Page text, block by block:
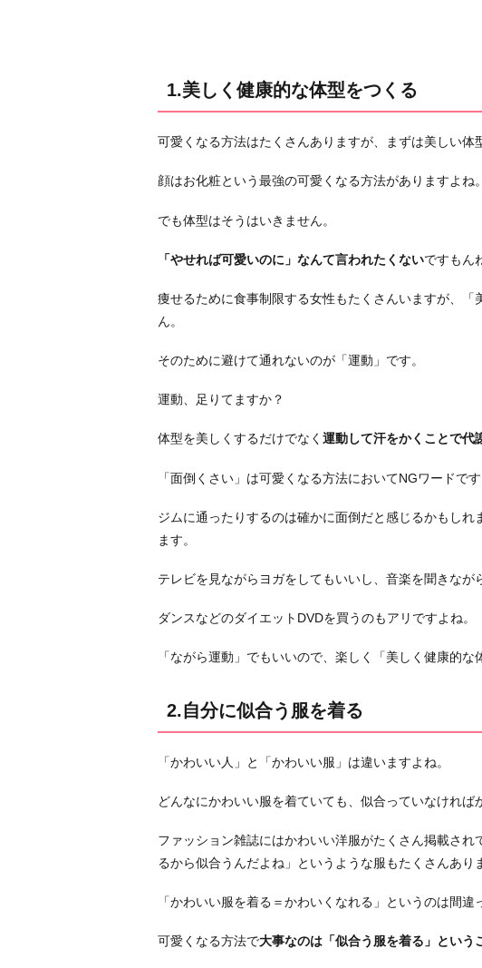
る
2.
分
合
服
着
3.
日
メ
イ
の
を
4.
つ
で
笑
心
掛
る
1.美しく健康的な体型をつくる
可愛くなる方法はたくさんありますが、まずは美しい体
顔はお化粧という最強の可愛くなる方法がありますよね。
でも体型はそうはいきません。
「やせれば可愛いのに」なんて言われたくないですもん
痩せるために食事制限する女性もたくさんいますが、
ん。
そのために避けて通れないのが「運動」です。
運動、足りてますか？
体型を美しくするだけでなく 運動して汗をかくことで代
「面倒くさい」は可愛くなる方法においてNGワードです
ジムに通ったりするのは確かに面倒だと感じるかもしれ
ます。
テレビを見ながらヨガをしてもいいし、音楽を聞きなが
ダンスなどのダイエットDVDを買うのもアリですよね。
「ながら運動」でもいいので、楽しく「美しく健康的な
2.自分に似合う服を着る
「かわいい人」と「かわいい服」は違いますよね。
どんなにかわいい服を着ていても、似合っていなければ
ファッション雑誌にはかわいい洋服がたくさん掲載さ
るから似合うんだよね」というような服もたくさんあり
「かわいい服を着る＝かわいくなれる」というのは間違
可愛くなる方法で大事なのは「似合う服を着る」という